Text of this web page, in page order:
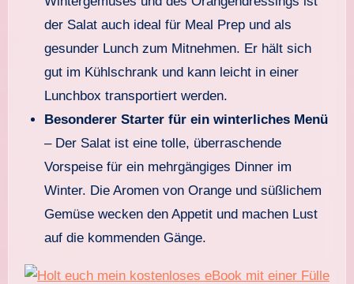
der Salat auch ideal für Meal Prep und als
gesunder Lunch zum Mitnehmen. Er hält sich
gut im Kühlschrank und kann leicht in einer
Lunchbox transportiert werden.
Besonderer Starter für ein winterliches Menü
– Der Salat ist eine tolle, überraschende
Vorspeise für ein mehrgängiges Dinner im
Winter. Die Aromen von Orange und süßlichem
Gemüse wecken den Appetit und machen Lust
auf die kommenden Gänge.